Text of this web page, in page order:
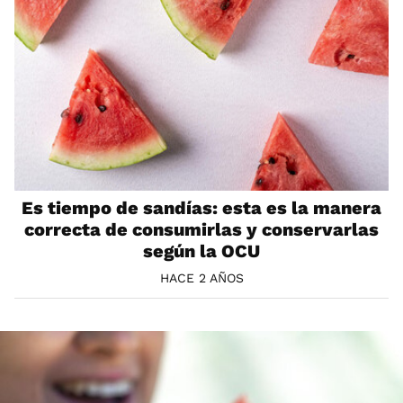
Es tiempo de sandías: esta es la manera
correcta de consumirlas y conservarlas
según la OCU
HACE 2 AÑOS